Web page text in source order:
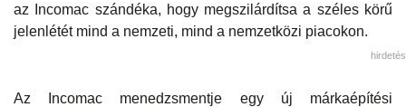
az Incomac szándéka, hogy megszilárdítsa a széles körű
jelenlétét mind a nemzeti, mind a nemzetközi piacokon.
hirdetés
Az Incomac menedzsmentje egy új márkaépítési